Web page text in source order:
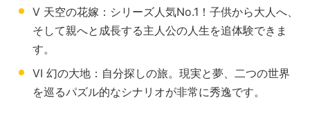
V 天空の花嫁：シリーズ人気No.1！子供から大人へ、
そして親へと成長する主人公の人生を追体験できま
す。
VI 幻の大地：自分探しの旅。現実と夢、二つの世界
を巡るパズル的なシナリオが非常に秀逸です。